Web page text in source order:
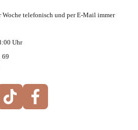
Woche telefonisch und per E-Mail immer
Uhr
69